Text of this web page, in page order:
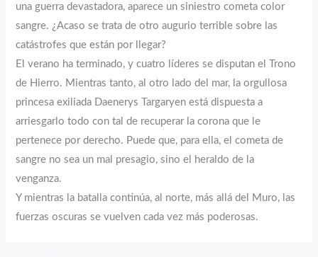
una guerra devastadora, aparece un siniestro cometa color
sangre. ¿Acaso se trata de otro augurio terrible sobre las
catástrofes que están por llegar?
El verano ha terminado, y cuatro líderes se disputan el Trono
de Hierro. Mientras tanto, al otro lado del mar, la orgullosa
princesa exiliada Daenerys Targaryen está dispuesta a
arriesgarlo todo con tal de recuperar la corona que le
pertenece por derecho. Puede que, para ella, el cometa de
sangre no sea un mal presagio, sino el heraldo de la
venganza.
Y mientras la batalla continúa, al norte, más allá del Muro, las
fuerzas oscuras se vuelven cada vez más poderosas.